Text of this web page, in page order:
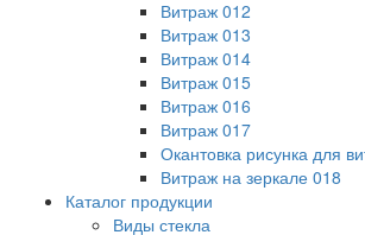
Витраж 012
Витраж 013
Витраж 014
Витраж 015
Витраж 016
Витраж 017
Окантовка рисунка для
Витраж на зеркале 018
Каталог продукции
Виды стекла